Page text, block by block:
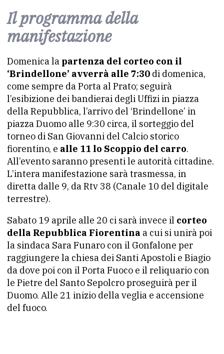
Il programma della
manifestazione
Domenica la partenza del corteo con il
‘Brindellone’ avverrà alle 7:30 di domenica,
come sempre da Porta al Prato; seguirà
l’esibizione dei bandierai degli Uffizi in piazza
della Repubblica, l’arrivo del ‘Brindellone’ in
piazza Duomo alle 9:30 circa, il sorteggio del
torneo di San Giovanni del Calcio storico
fiorentino, e alle 11 lo Scoppio del carro.
All’evento saranno presenti le autorità cittadine.
L’intera manifestazione sarà trasmessa, in
diretta dalle 9, da Rtv 38 (Canale 10 del digitale
terrestre).
Sabato 19 aprile alle 20 ci sarà invece il corteo
della Repubblica Fiorentina a cui si unirà poi
la sindaca Sara Funaro con il Gonfalone per
raggiungere la chiesa dei Santi Apostoli e Biagio
da dove poi con il Porta Fuoco e il reliquario con
le Pietre del Santo Sepolcro proseguirà per il
Duomo. Alle 21 inizio della veglia e accensione
del fuoco.